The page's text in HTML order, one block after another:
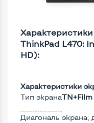
ThinkPad L470:
HD):
Характеристики
Тип экранаTN+Film
Диагональ